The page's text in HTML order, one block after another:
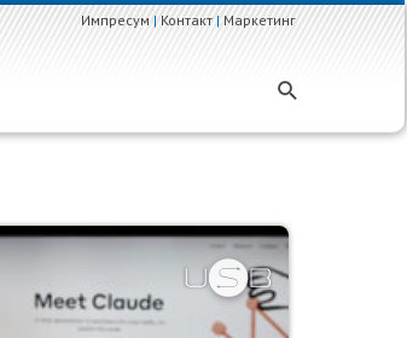
Импресум|Контакт|Маркетинг